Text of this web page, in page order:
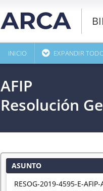
INICIO EXPANDIR
AFIP
Resolución
ASUNTO
RESOG-2019-4595-E-